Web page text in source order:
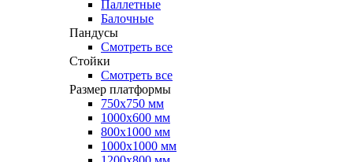
Паллетные
Балочные
Пандусы
Смотреть все
Стойки
Смотреть все
Размер платформы
750х750 мм
1000х600 мм
800х1000 мм
1000х1000 мм